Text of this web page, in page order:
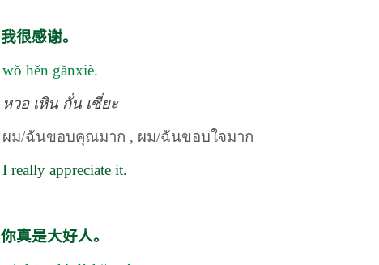
我很感谢。
wŏ hěn gănxiè.
หวอ เหิน กั่น เซี่ยะ
ผม/ฉันขอบคุณมาก , ผม/ฉันขอบใจมาก
I really appreciate it.
你真是大好人。